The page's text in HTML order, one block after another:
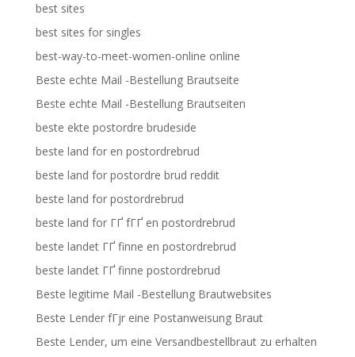
best sites
best sites for singles
best-way-to-meet-women-online online
Beste echte Mail -Bestellung Brautseite
Beste echte Mail -Bestellung Brautseiten
beste ekte postordre brudeside
beste land for en postordrebrud
beste land for postordre brud reddit
beste land for postordrebrud
beste land for ГҐ fГҐ en postordrebrud
beste landet ГҐ finne en postordrebrud
beste landet ГҐ finne postordrebrud
Beste legitime Mail -Bestellung Brautwebsites
Beste Lender fГјr eine Postanweisung Braut
Beste Lender, um eine Versandbestellbraut zu erhalten